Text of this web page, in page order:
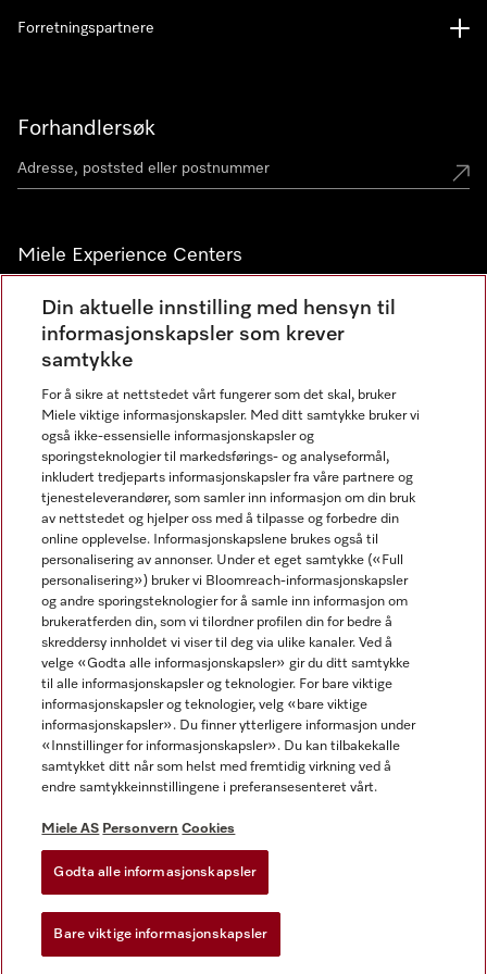
Forhandlersøk
Miele Experience Centers
Miele Experience Center Nesbru
Miele Outlet Nesbru
Nyhetsbrev
Forretningspartnere
Miele AS
Vilkår og betingelser
Vilkår for bruk
Miele tilgjengelighetserklæring
Miele på Facebook
Miele på Youtube
Miele på Instagram
Din aktuelle innstilling med hensyn til
informasjonskapsler som krever
samtykke
For å sikre at nettstedet vårt fungerer som det skal, bruker
Miele viktige informasjonskapsler. Med ditt samtykke bruker vi
også ikke-essensielle informasjonskapsler og
sporingsteknologier til markedsførings- og analyseformål,
inkludert tredjeparts informasjonskapsler fra våre partnere og
tjenesteleverandører, som samler inn informasjon om din bruk
av nettstedet og hjelper oss med å tilpasse og forbedre din
online opplevelse. Informasjonskapslene brukes også til
personalisering av annonser. Under et eget samtykke («Full
personalisering») bruker vi Bloomreach-informasjonskapsler
og andre sporingsteknologier for å samle inn informasjon om
brukeratferden din, som vi tilordner profilen din for bedre å
skreddersy innholdet vi viser til deg via ulike kanaler. Ved å
velge «Godta alle informasjonskapsler» gir du ditt samtykke
til alle informasjonskapsler og teknologier. For bare viktige
informasjonskapsler og teknologier, velg «bare viktige
informasjonskapsler». Du finner ytterligere informasjon under
«Innstillinger for informasjonskapsler». Du kan tilbakekalle
samtykket ditt når som helst med fremtidig virkning ved å
endre samtykkeinnstillingene i preferansesenteret vårt.
Miele AS Personvern Cookies
Godta alle informasjonskapsler
Bare viktige informasjonskapsler